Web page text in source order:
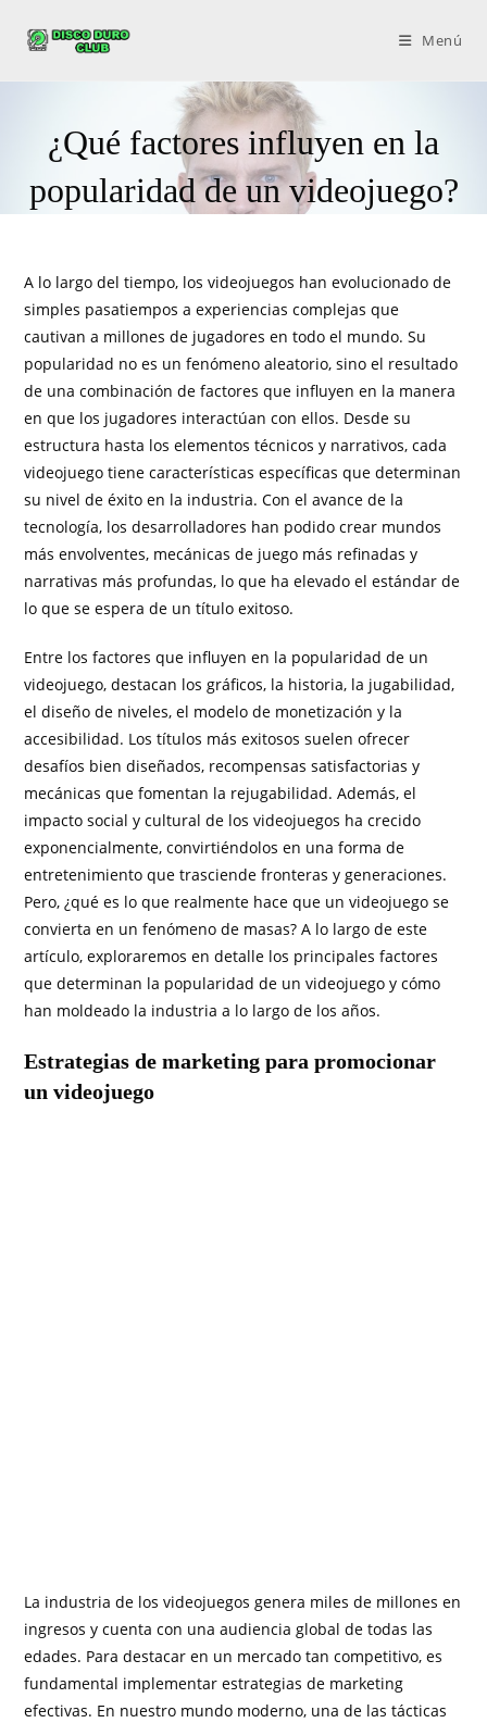
Menú
¿Qué factores influyen en la
popularidad de un videojuego?
A lo largo del tiempo, los videojuegos han evolucionado de
simples pasatiempos a experiencias complejas que
cautivan a millones de jugadores en todo el mundo. Su
popularidad no es un fenómeno aleatorio, sino el resultado
de una combinación de factores que influyen en la manera
en que los jugadores interactúan con ellos. Desde su
estructura hasta los elementos técnicos y narrativos, cada
videojuego tiene características específicas que determinan
su nivel de éxito en la industria. Con el avance de la
tecnología, los desarrolladores han podido crear mundos
más envolventes, mecánicas de juego más refinadas y
narrativas más profundas, lo que ha elevado el estándar de
lo que se espera de un título exitoso.
Entre los factores que influyen en la popularidad de un
videojuego, destacan los gráficos, la historia, la jugabilidad,
el diseño de niveles, el modelo de monetización y la
accesibilidad. Los títulos más exitosos suelen ofrecer
desafíos bien diseñados, recompensas satisfactorias y
mecánicas que fomentan la rejugabilidad. Además, el
impacto social y cultural de los videojuegos ha crecido
exponencialmente, convirtiéndolos en una forma de
entretenimiento que trasciende fronteras y generaciones.
Pero, ¿qué es lo que realmente hace que un videojuego se
convierta en un fenómeno de masas? A lo largo de este
artículo, exploraremos en detalle los principales factores
que determinan la popularidad de un videojuego y cómo
han moldeado la industria a lo largo de los años.
Estrategias de marketing para promocionar
un videojuego
La industria de los videojuegos genera miles de millones en
ingresos y cuenta con una audiencia global de todas las
edades. Para destacar en un mercado tan competitivo, es
fundamental implementar estrategias de marketing
efectivas. En nuestro mundo moderno, una de las tácticas